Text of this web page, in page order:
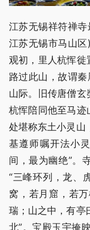
江苏无锡祥符禅
江苏无锡市马山
观初，里人杭恽
路过此山，故谓
山际。旧传唐僧
杭恽陪同他至马
处堪称东土小灵山
基遵师嘱开法小
间，最为幽绝”。
“三峰环列，龙、
窝，若月窟，若
瑞；山之中，有亭
北”。宝殿玉宇掩